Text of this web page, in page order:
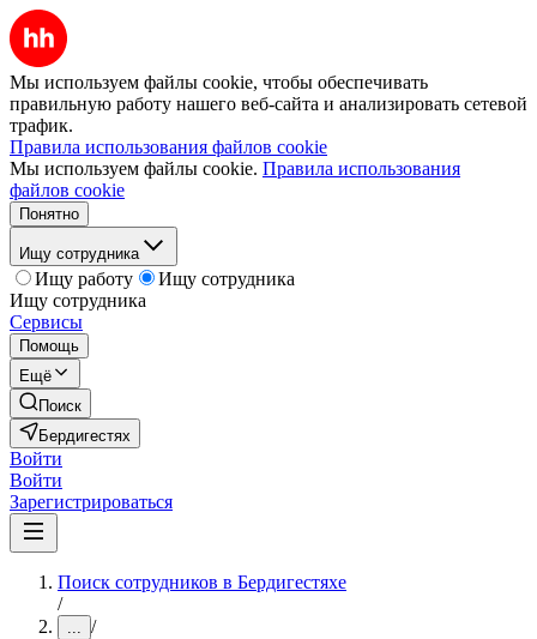
Мы используем файлы cookie, чтобы обеспечивать
правильную работу нашего веб-сайта и анализировать сетевой
трафик.
Правила использования файлов cookie
Мы используем файлы cookie. Правила использования
файлов cookie
Понятно
Ищу сотрудника
Ищу работу
Ищу сотрудника
Ищу сотрудника
Сервисы
Помощь
Ещё
Поиск
Бердигестях
Войти
Войти
Зарегистрироваться
Поиск сотрудников в Бердигестяхе
/
... /